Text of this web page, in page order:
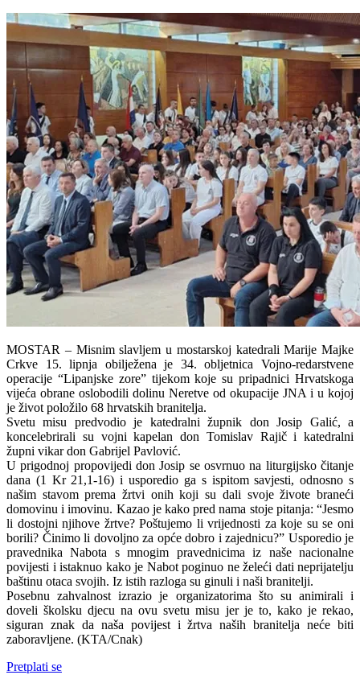
MOSTAR – Misnim slavljem u mostarskoj katedrali Marije Majke
Crkve 15. lipnja obilježena je 34. obljetnica Vojno-redarstvene
operacije “Lipanjske zore” tijekom koje su pripadnici Hrvatskoga
vijeća obrane oslobodili dolinu Neretve od okupacije JNA i u kojoj
je život položilo 68 hrvatskih branitelja.
Svetu misu predvodio je katedralni župnik don Josip Galić, a
koncelebrirali su vojni kapelan don Tomislav Rajič i katedralni
župni vikar don Gabrijel Pavlović.
U prigodnoj propovijedi don Josip se osvrnuo na liturgijsko čitanje
dana (1 Kr 21,1-16) i usporedio ga s ispitom savjesti, odnosno s
našim stavom prema žrtvi onih koji su dali svoje živote braneći
domovinu i imovinu. Kazao je kako pred nama stoje pitanja: “Jesmo
li dostojni njihove žrtve? Poštujemo li vrijednosti za koje su se oni
borili? Činimo li dovoljno za opće dobro i zajednicu?” Usporedio je
pravednika Nabota s mnogim pravednicima iz naše nacionalne
povijesti i istaknuo kako je Nabot poginuo ne želeći dati neprijatelju
baštinu otaca svojih. Iz istih razloga su ginuli i naši branitelji.
Posebnu zahvalnost izrazio je organizatorima što su animirali i
doveli školsku djecu na ovu svetu misu jer je to, kako je rekao,
siguran znak da naša povijest i žrtva naših branitelja neće biti
zaboravljene. (KTA/Cnak)
Pretplati se